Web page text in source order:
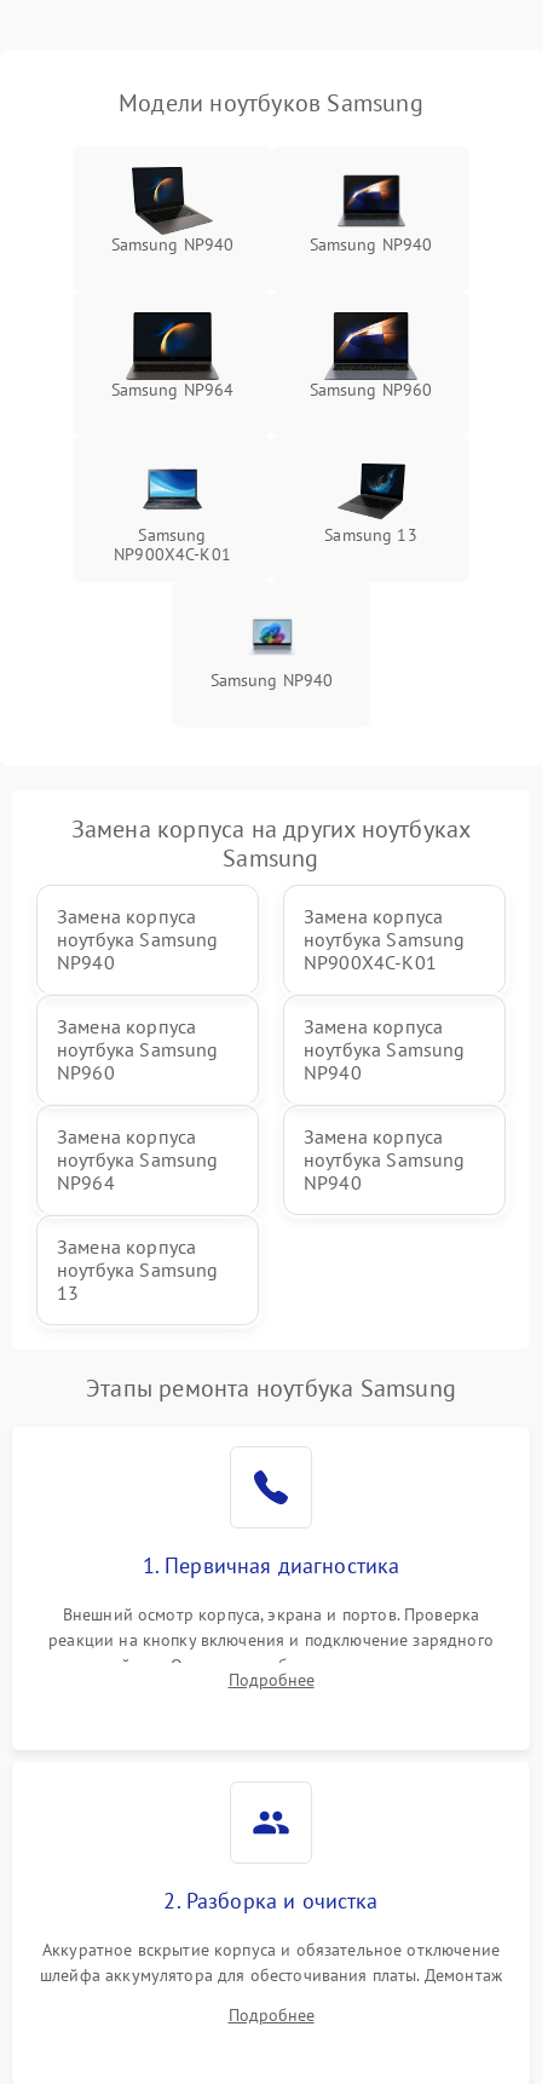
пропадание диска
оперативной памяти:
вылеты приложений,
синие экраны
Подробнее →
Модели ноутбуков Samsung
Samsung NP940 Samsung NP940
Samsung NP964 Samsung NP960
Samsung
NP900X4C-K01
Samsung 13
Samsung NP940
Замена корпуса на других ноутбуках
Samsung
Замена корпуса
ноутбука Samsung
NP940
Замена корпуса
ноутбука Samsung
NP900X4C-K01
Замена корпуса
ноутбука Samsung
NP960
Замена корпуса
ноутбука Samsung
NP940
Замена корпуса
ноутбука Samsung
NP964
Замена корпуса
ноутбука Samsung
NP940
Замена корпуса
ноутбука Samsung
13
Этапы ремонта ноутбука Samsung
1. Первичная диагностика
Внешний осмотр корпуса, экрана и портов. Проверка
реакции на кнопку включения и подключение зарядного
устройства. Оценка потребления тока с помощью
лабораторного блока питания для локализации проблемы.
Подробнее
2. Разборка и очистка
Аккуратное вскрытие корпуса и обязательное отключение
шлейфа аккумулятора для обесточивания платы. Демонтаж
высохшей термопасты с кристаллов чипов.
Подробнее